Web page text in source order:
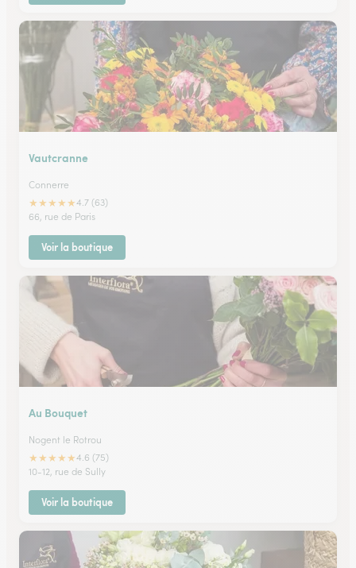
Vautcranne
Connerre
★★★★★4.7 (63)
66, rue de Paris
Voir la boutique
Au Bouquet
Nogent le Rotrou
★★★★★4.6 (75)
10-12, rue de Sully
Voir la boutique